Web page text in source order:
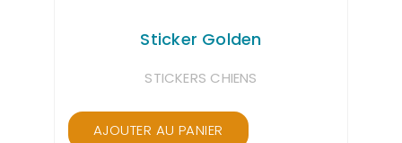
Sticker Golden
STICKERS CHIENS
AJOUTER AU PANIER